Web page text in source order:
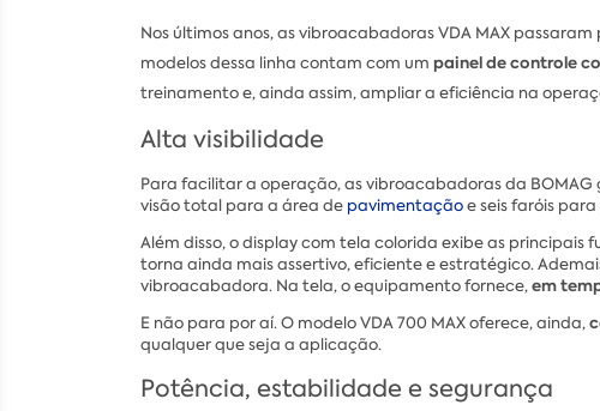
Nos últimos anos, as vibroacabadoras VDA MAX
modelos dessa linha contam com um painel de controle
treinamento e, ainda assim, ampliar a eficiência na
Alta visibilidade
Para facilitar a operação, as vibroacabadoras da
visão total para a área de pavimentaçãoe seis faróis
Além disso, o display com tela colorida exibe as
torna ainda mais assertivo, eficiente e estratégico.
vibroacabadora. Na tela, o equipamento fornece,em
E não para por aí. O modelo VDA 700 MAX oferece, ainda,
qualquer que seja a aplicação.
Potência, estabilidade e segurança